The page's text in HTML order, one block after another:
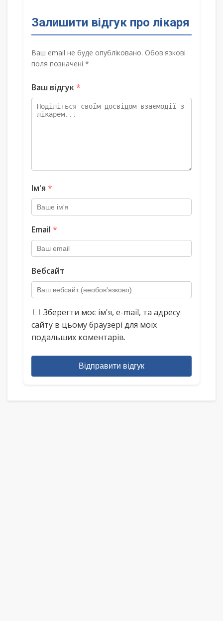
Залишити відгук про лікаря
Ваш email не буде опубліковано. Обов'язкові
поля позначені *
Ваш відгук*
Ім'я *
Email *
Вебсайт
Зберегти моє ім'я, e-mail, та адресу
сайту в цьому браузері для моїх
подальших коментарів.
Відправити відгук